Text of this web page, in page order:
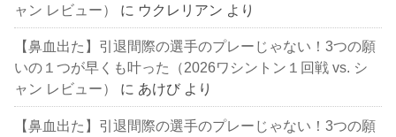
ャン レビュー）
に ウクレリアン より
【鼻血出た】引退間際の選手のプレーじゃない！3つの願
いの１つが早くも叶った（2026ワシントン１回戦 vs. シ
ャン レビュー）
に あけび より
【鼻血出た】引退間際の選手のプレーじゃない！3つの願